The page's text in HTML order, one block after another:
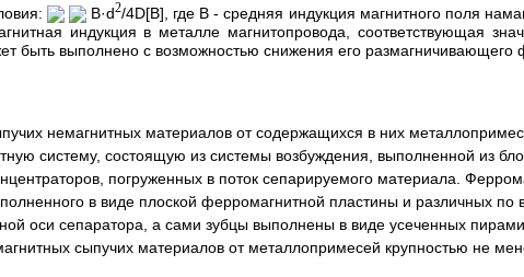
В·d2/4D[B], где В - средняя индукция магнитного поля
индукция в металле магнитопровода, соответствующая
быть выполнено с возможностью снижения его размагничивающего
немагнитных материалов от содержащихся в них
систему, состоящую из системы возбуждения, выполненной из
погруженных в поток сепарируемого материала.
в виде плоской ферромагнитной пластины и различных
оси сепаратора, а сами зубцы выполнены в виде усеченных
сыпучих материалов от металлопримесей крупностью не